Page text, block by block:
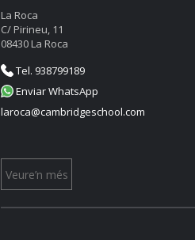
La Roca
C/ Pirineu, 11
08430 La Roca
Tel. 938799189
Enviar WhatsApp
laroca@cambridgeschool.com
Veure’n més